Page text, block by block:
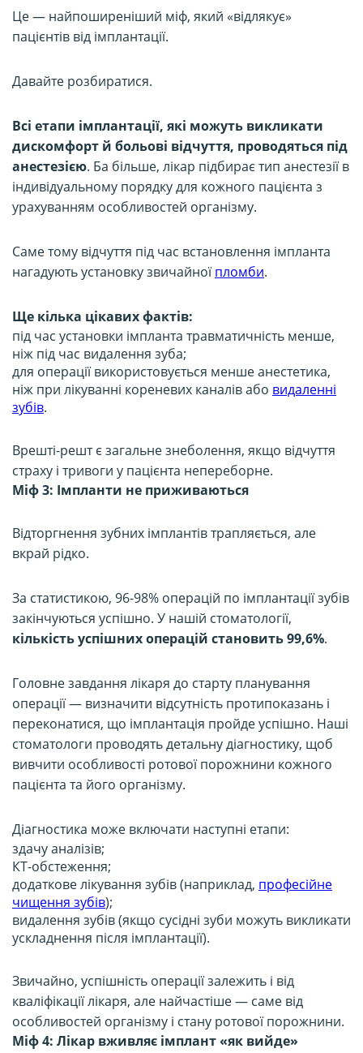
Це — найпоширеніший міф, який «відлякує»
пацієнтів від імплантації.
Давайте розбиратися.
Всі етапи імплантації, які можуть викликати
дискомфорт й больові відчуття, проводяться під
анестезією. Ба більше, лікар підбирає тип анестезії в
індивідуальному порядку для кожного пацієнта з
урахуванням особливостей організму.
Саме тому відчуття під час встановлення імпланта
нагадують установку звичайноїпломби.
Ще кілька цікавих фактів:
під час установки імпланта травматичність менше,
ніж під час видалення зуба;
для операції використовується менше анестетика,
ніж при лікуванні кореневих каналів або видаленні
зубів.
Врешті-решт є загальне знеболення, якщо відчуття
страху і тривоги у пацієнта непереборне.
Міф 3: Імпланти не приживаються
Відторгнення зубних імплантів трапляється, але
вкрай рідко.
За статистикою, 96-98% операцій по імплантації зубів
закінчуються успішно. У нашій стоматології,
кількість успішних операцій становить 99,6%.
Головне завдання лікаря до старту планування
операції — визначити відсутність протипоказань і
переконатися, що імплантація пройде успішно. Наші
стоматологи проводять детальну діагностику, щоб
вивчити особливості ротової порожнини кожного
пацієнта та його організму.
Діагностика може включати наступні етапи:
здачу аналізів;
КТ-обстеження;
додаткове лікування зубів (наприклад, професійне
чищення зубів);
видалення зубів (якщо сусідні зуби можуть викликати
ускладнення після імплантації).
Звичайно, успішність операції залежить і від
кваліфікації лікаря, але найчастіше — саме від
особливостей організму і стану ротової порожнини.
Міф 4: Лікар вживляє імплант «як вийде»